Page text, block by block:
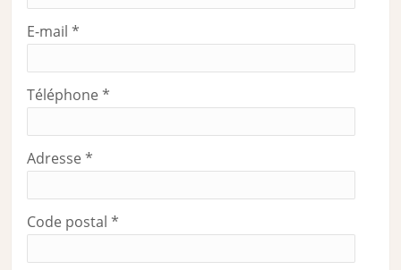
E-mail*
Téléphone*
Adresse*
Code postal*